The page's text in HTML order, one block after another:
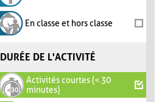
En classe et hors classe
DURÉE DE L'ACTIVITÉ
Activités courtes (< 30
minutes)